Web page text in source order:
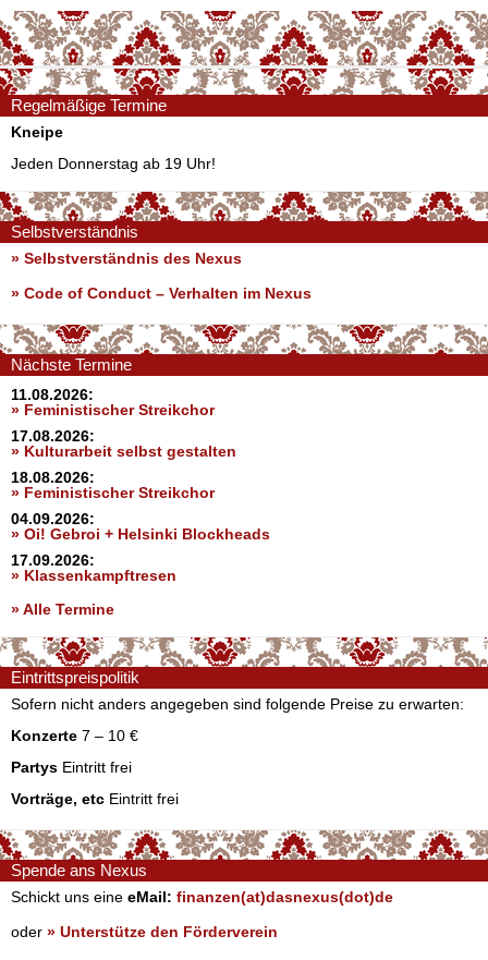
Regelmäßige Termine
Kneipe
Jeden Donnerstag ab 19 Uhr!
Selbstverständnis
» Selbstverständnis des Nexus
» Code of Conduct – Verhalten im Nexus
Nächste Termine
11.08.2026:
» Feministischer Streikchor
17.08.2026:
» Kulturarbeit selbst gestalten
18.08.2026:
» Feministischer Streikchor
04.09.2026:
» Oi! Gebroi + Helsinki Blockheads
17.09.2026:
» Klassenkampftresen
» Alle Termine
Eintrittspreispolitik
Sofern nicht anders angegeben sind folgende Preise zu erwarten:
Konzerte 7 – 10 €
Partys Eintritt frei
Vorträge, etc Eintritt frei
Spende ans Nexus
Schickt uns eine eMail: finanzen(at)dasnexus(dot)de
oder » Unterstütze den Förderverein